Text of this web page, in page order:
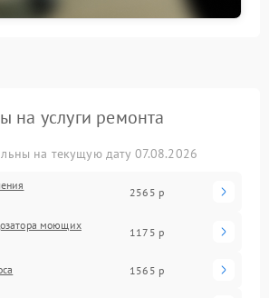
на услуги ремонта
на текущую дату 07.08.2026
2565 р
моющих
1175 р
1565 р